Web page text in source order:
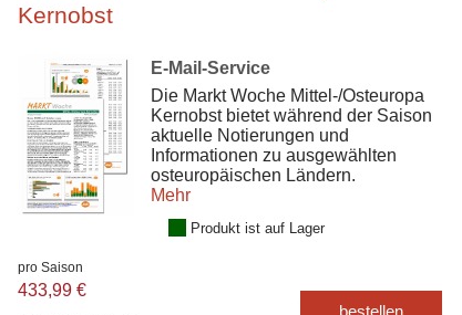
Kernobst
E-Mail-Service
Die Markt Woche Mittel-/Osteuropa
Kernobst bietet während der Saison
aktuelle Notierungen und
Informationen zu ausgewählten
osteuropäischen Ländern.
Mehr
Produkt ist auf Lager
pro Saison
433,99 €
bestellen